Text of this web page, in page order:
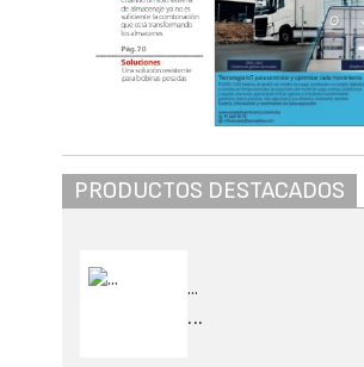
PRODUCTOS DESTACADOS
...
...